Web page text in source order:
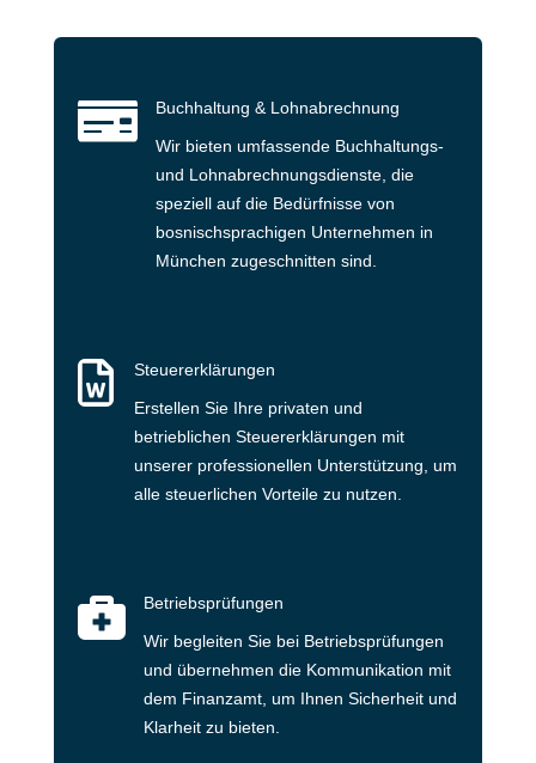

Buchhaltung & Lohnabrechnung
Wir bieten umfassende Buchhaltungs-
und Lohnabrechnungsdienste, die
speziell auf die Bedürfnisse von
bosnischsprachigen Unternehmen in
München zugeschnitten sind.

Steuererklärungen
Erstellen Sie Ihre privaten und
betrieblichen Steuererklärungen mit
unserer professionellen Unterstützung, um
alle steuerlichen Vorteile zu nutzen.

Betriebsprüfungen
Wir begleiten Sie bei Betriebsprüfungen
und übernehmen die Kommunikation mit
dem Finanzamt, um Ihnen Sicherheit und
Klarheit zu bieten.